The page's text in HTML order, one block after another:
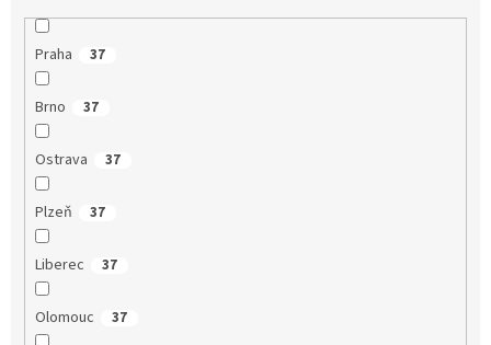
Praha 37
Brno 37
Ostrava 37
Plzeň 37
Liberec 37
Olomouc 37